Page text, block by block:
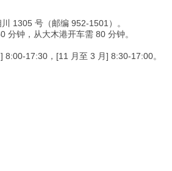
1305 号（邮编 952-1501）。
分钟，从大木港开车需 80 分钟。
8:00-17:30，[11 月至 3 月] 8:30-17:00。